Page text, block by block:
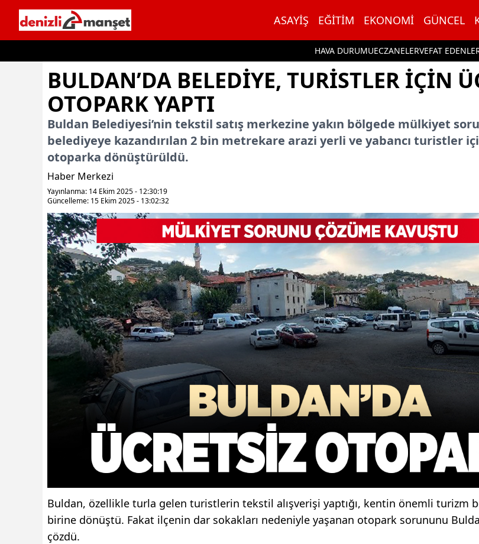
ASAYIŞ EĞITIM EKONOMI GÜNCEL
HAVA DURUMUECZANELERVEFAT
BULDAN’DA BELEDİYE, TURİSTLER İÇİN
OTOPARK YAPTI
Buldan Belediyesi’nin tekstil satış merkezine yakın bölgede mülkiyet
belediyeye kazandırılan 2 bin metrekare arazi yerli ve yabancı turistler
otoparka dönüştürüldü.
Haber Merkezi
Yayınlanma: 14 Ekim 2025 - 12:30:19
Güncelleme: 15 Ekim 2025 - 13:02:32
Buldan, özellikle turla gelen turistlerin tekstil alışverişi yaptığı, kentin önemli turizm
birine dönüştü. Fakat ilçenin dar sokakları nedeniyle yaşanan otopark sorununu
çözdü.